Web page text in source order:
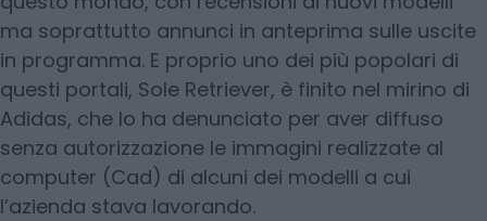
ma soprattutto annunci in anteprima sulle uscite
in programma. E proprio uno dei più popolari di
questi portali, Sole Retriever, è finito nel mirino di
Adidas, che lo ha denunciato per aver diffuso
senza autorizzazione le immagini realizzate al
computer (Cad) di alcuni dei modelli a cui
l’azienda stava lavorando.